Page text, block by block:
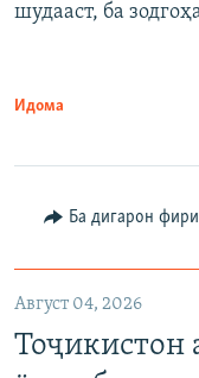
шудааст, ба
Идома
Ба дигарон
Август 04, 2026